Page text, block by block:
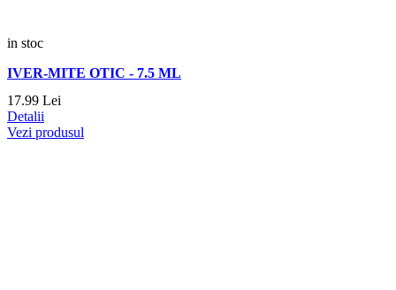
in stoc
IVER-MITE OTIC - 7.5 ML
17.99 Lei
Detalii
Vezi produsul